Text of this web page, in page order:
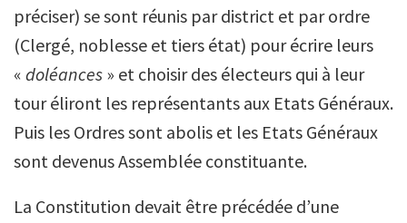
préciser) se sont réunis par district et par ordre
(Clergé, noblesse et tiers état) pour écrire leurs
« doléances » et choisir des électeurs qui à leur
tour éliront les représentants aux Etats Généraux.
Puis les Ordres sont abolis et les Etats Généraux
sont devenus Assemblée constituante.
La Constitution devait être précédée d’une